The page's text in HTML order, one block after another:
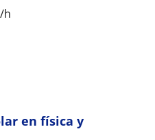
/h
en física y